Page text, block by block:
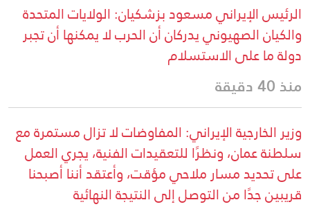
الرئيس الإيراني مسعود بزشكيان: الولايات المتحدة
والكيان الصهيوني يدركان أن الحرب لا يمكنها أن تجبر
دولة ما على الاستسلام
منذ 40 دقيقة
وزير الخارجية الإيراني: المفاوضات لا تزال مستمرة مع
سلطنة عمان، ونظرًا للتعقيدات الفنية، يجري العمل
على تحديد مسار ملاحي مؤقت، وأعتقد أننا أصبحنا
قريبين جدًا من التوصل إلى النتيجة النهائية